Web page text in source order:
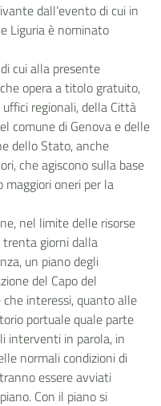
dall’evento di cui in
Liguria è nominato
cui alla presente
opera a titolo gratuito,
regionali, della Città
comune di Genova e delle
dello Stato, anche
che agiscono sulla base
maggiori oneri per la
nel limite delle risorse
trenta giorni dalla
un piano degli
del Capo del
interessi, quanto alle
portuale quale parte
interventi in parola, in
normali condizioni di
essere avviati
Con il piano si